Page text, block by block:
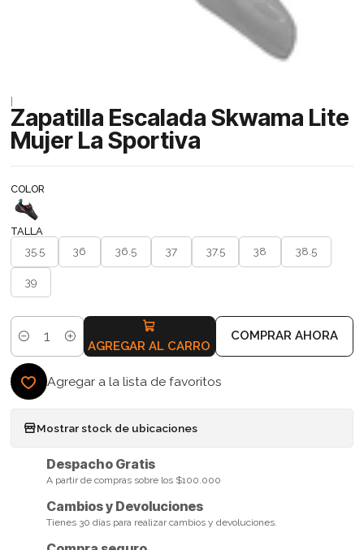
Zapatilla Escalada Skwama Lite
Mujer La Sportiva
COLOR
TALLA
35.5 36 36.5 37 37.5 38 38.5
39
Cantidad AGREGAR AL CARRO
COMPRAR AHORA
Agregar a la lista de favoritos
Mostrar stock de ubicaciones
Despacho Gratis
A partir de compras sobre los $100.000
Cambios y Devoluciones
Tienes 30 días para realizar cambios y devoluciones.